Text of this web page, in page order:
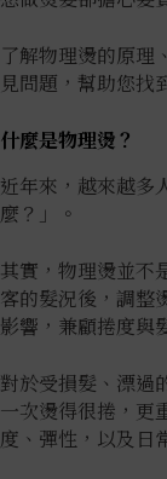
了解物理燙的原理
見問題，幫助您找
什麼是物理燙？
近年來，越來越多
麼？」。
其實，物理燙並不
客的髮況後，調整
影響，兼顧捲度與
對於受損髮、漂過
一次燙得很捲，更
度、彈性，以及日